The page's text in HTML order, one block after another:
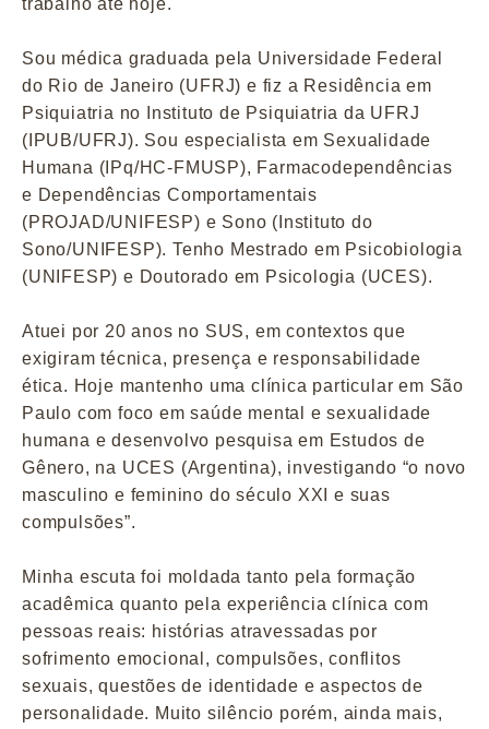
Sou médica graduada pela Universidade Federal
do Rio de Janeiro (UFRJ) e fiz a Residência em
Psiquiatria no Instituto de Psiquiatria da UFRJ
(IPUB/UFRJ). Sou especialista em Sexualidade
Humana (IPq/HC-FMUSP), Farmacodependências
e Dependências Comportamentais
(PROJAD/UNIFESP) e Sono (Instituto do
Sono/UNIFESP). Tenho Mestrado em Psicobiologia
(UNIFESP) e Doutorado em Psicologia (UCES).
Atuei por 20 anos no SUS, em contextos que
exigiram técnica, presença e responsabilidade
ética. Hoje mantenho uma clínica particular em São
Paulo com foco em saúde mental e sexualidade
humana e desenvolvo pesquisa em Estudos de
Gênero, na UCES (Argentina), investigando “o novo
masculino e feminino do século XXI e suas
compulsões”.
Minha escuta foi moldada tanto pela formação
acadêmica quanto pela experiência clínica com
pessoas reais: histórias atravessadas por
sofrimento emocional, compulsões, conflitos
sexuais, questões de identidade e aspectos de
personalidade. Muito silêncio porém, ainda mais,